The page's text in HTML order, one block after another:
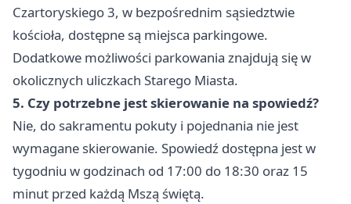
Czartoryskiego 3, w bezpośrednim sąsiedztwie
kościoła, dostępne są miejsca parkingowe.
Dodatkowe możliwości parkowania znajdują się w
okolicznych uliczkach Starego Miasta.
5. Czy potrzebne jest skierowanie na spowiedź?
Nie, do sakramentu pokuty i pojednania nie jest
wymagane skierowanie. Spowiedź dostępna jest w
tygodniu w godzinach od 17:00 do 18:30 oraz 15
minut przed każdą Mszą świętą.